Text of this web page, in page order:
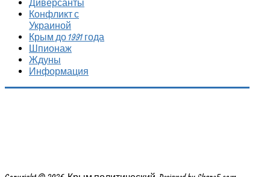
Диверсанты
Конфликт с
Украиной
Крым до 1991 года
Шпионаж
Ждуны
Информация